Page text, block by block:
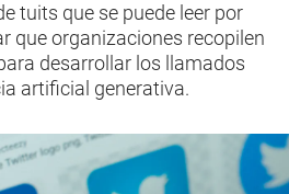
tuits que se puede leer por
que organizaciones recopilen
desarrollar los llamados
artificial generativa.